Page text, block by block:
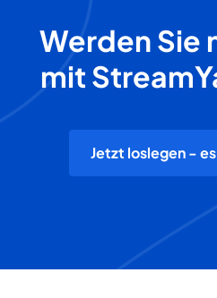
Werden Sie
mit
Jetzt loslegen -